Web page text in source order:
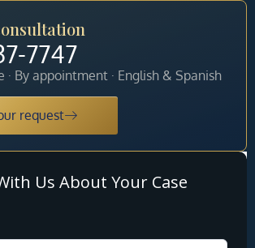
7747
By appointment · English & Spanish
request